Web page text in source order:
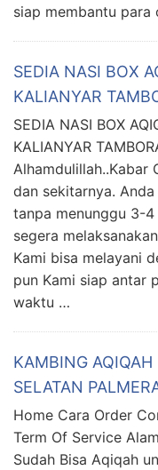
siap membantu para
SEDIA NASI BOX
KALIANYAR
SEDIA NASI BOX
KALIANYAR
Alhamdulillah..Kabar
dan sekitarnya.
tanpa menunggu 3-
segera
Kami bisa melayani
pun Kami siap antar
waktu …
KAMBING AQIQAH
SELATAN
Home Cara Order
Term Of Service
Sudah Bisa Aqiqah